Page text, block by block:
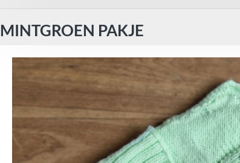
MINTGROEN PAKJE